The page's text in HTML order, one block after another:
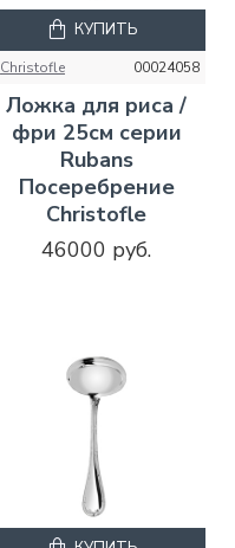
Christofle 00024058
Ложка для риса /
фри 25см серии
Rubans
Посеребрение
Christofle
46000 руб.
КУПИТЬ